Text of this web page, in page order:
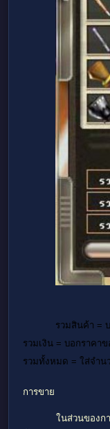
รวมสินค้า =
รวมเงิน = บอกราคา
รวมทั้งหมด = ใส่จำน
การขาย
ในส่วนของก